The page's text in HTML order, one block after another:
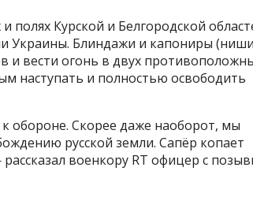
полях Курской и Белгородской
Украины. Блиндажи и капониры
и вести огонь в двух
наступать и полностью освободить
обороне. Скорее даже наоборот, мы
русской земли. Сапёр копает
военкору RT офицер с